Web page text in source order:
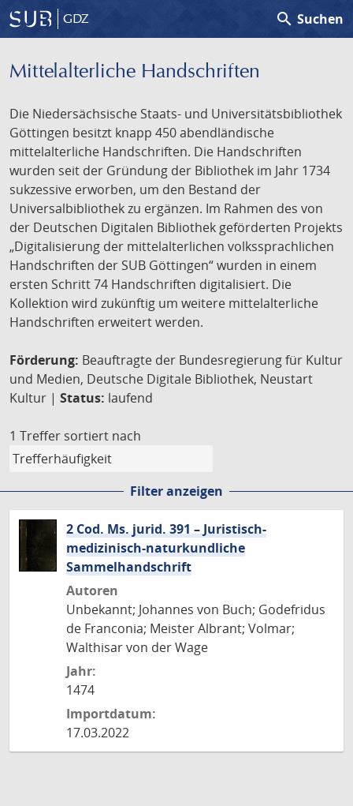
GDZ search Suchen
Mittelalterliche Handschriften
Die Niedersächsische Staats- und Universitätsbibliothek
Göttingen besitzt knapp 450 abendländische
mittelalterliche Handschriften. Die Handschriften
wurden seit der Gründung der Bibliothek im Jahr 1734
sukzessive erworben, um den Bestand der
Universalbibliothek zu ergänzen. Im Rahmen des von
der Deutschen Digitalen Bibliothek geförderten Projekts
„Digitalisierung der mittelalterlichen volkssprachlichen
Handschriften der SUB Göttingen“ wurden in einem
ersten Schritt 74 Handschriften digitalisiert. Die
Kollektion wird zukünftig um weitere mittelalterliche
Handschriften erweitert werden.
Förderung: Beauftragte der Bundesregierung für Kultur
und Medien, Deutsche Digitale Bibliothek, Neustart
Kultur | Status: laufend
1 Treffer sortiert nach
Filter anzeigen
2 Cod. Ms. jurid. 391 – Juristisch-
medizinisch-naturkundliche
Sammelhandschrift
Autoren
Unbekannt; Johannes von Buch; Godefridus
de Franconia; Meister Albrant; Volmar;
Walthisar von der Wage
Jahr:
1474
Importdatum:
17.03.2022